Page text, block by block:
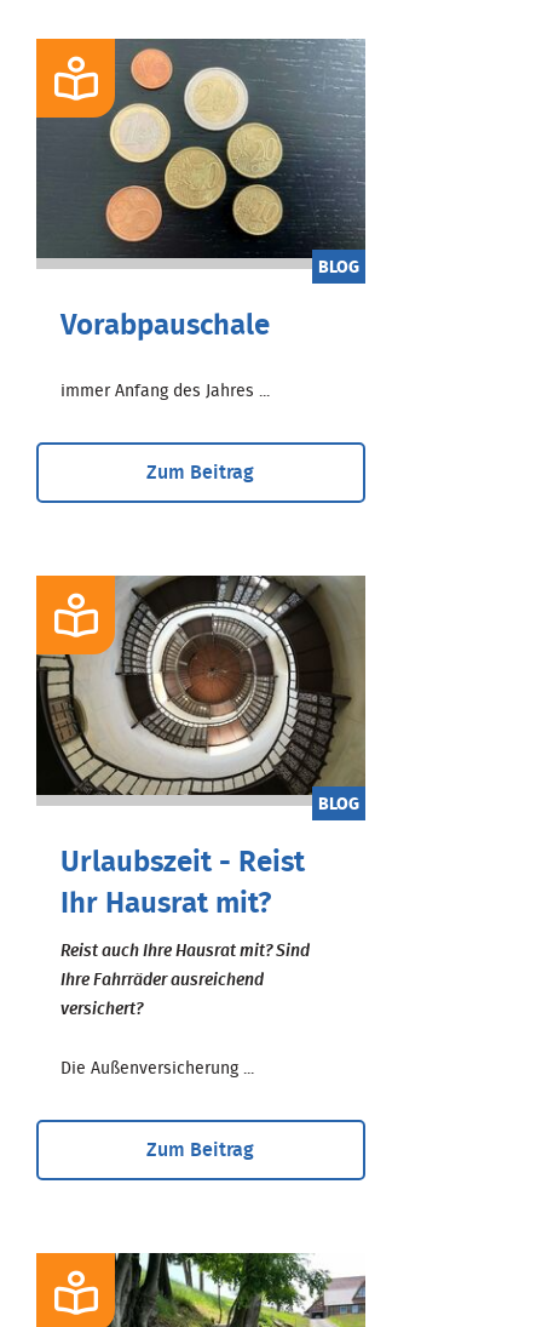
BLOG
Vorabpauschale
immer Anfang des Jahres ...
Zum Beitrag
BLOG
Urlaubszeit - Reist
Ihr Hausrat mit?
Reist auch Ihre Hausrat mit? Sind
Ihre Fahrräder ausreichend
versichert?
Die Außenversicherung ...
Zum Beitrag